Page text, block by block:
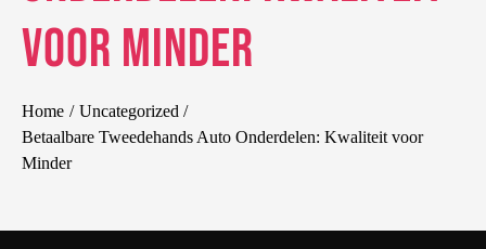
voor Minder
Home
Uncategorized
Betaalbare Tweedehands Auto Onderdelen: Kwaliteit voor
Minder